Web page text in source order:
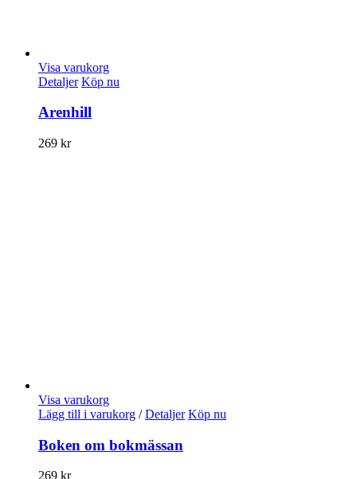
Visa varukorg
Detaljer Köp nu
Arenhill
269 kr
Visa varukorg
Lägg till i varukorg / Detaljer Köp nu
Boken om bokmässan
269 kr